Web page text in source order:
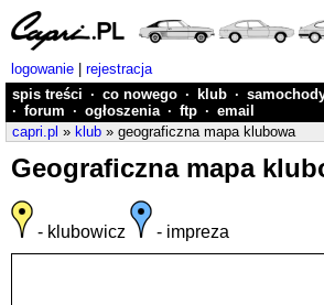
logowanie
rejestracja
spis treści · co nowego · klub ·
· forum · ogłoszenia · ftp · email
capri.pl » klub » geograficzna mapa klubowa
Geograficzna mapa
- klubowicz - impreza